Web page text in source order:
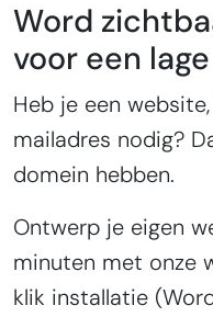
Word
voor een
Heb je een
mailadres nodig?
domein hebben.
Ontwerp je eigen
minuten met onze
klik installatie